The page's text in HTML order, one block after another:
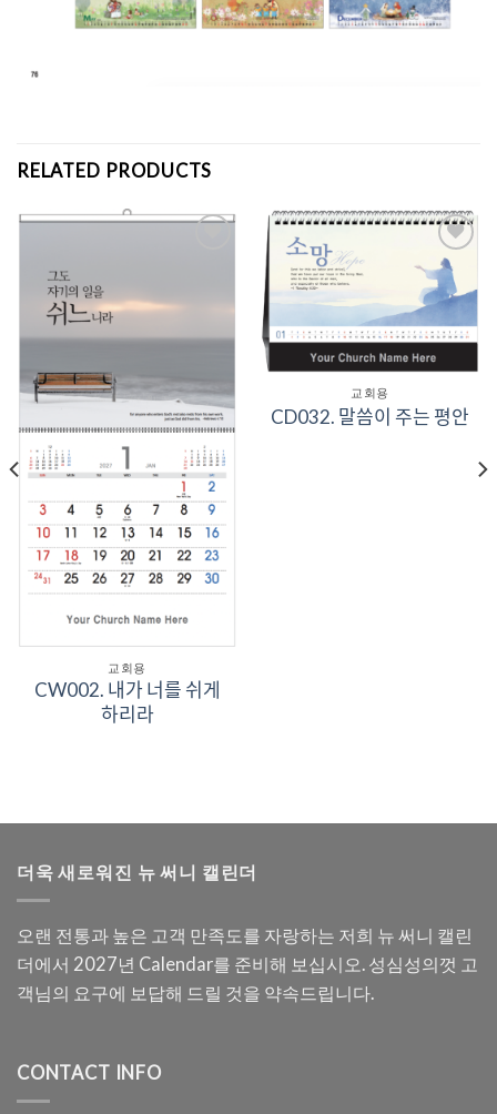
RELATED PRODUCTS
교회용
CW002. 내가 너를 쉬게
하리라
Add to
Wishlist
교회용
CD032. 말씀이 주는 평안
더욱 새로워진 뉴 써니 캘린더
오랜 전통과 높은 고객 만족도를 자랑하는 저희 뉴 써니 캘린
더에서 2027년 Calendar를 준비해 보십시오. 성심성의껏 고
객님의 요구에 보답해 드릴 것을 약속드립니다.
CONTACT INFO